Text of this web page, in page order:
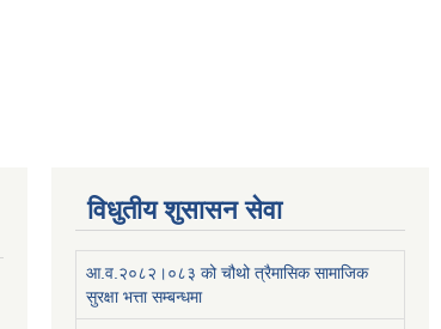
विधुतीय शुसासन सेवा
आ.व.२०८२।०८३ को चौथो त्रैमासिक सामाजिक
सुरक्षा भत्ता सम्बन्धमा